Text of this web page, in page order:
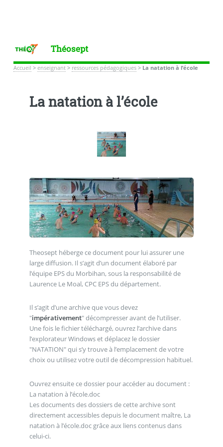
Théosept
Accueil > enseignant> ressources pédagogiques> La natation à l’école
La natation à l’école
Theosept héberge ce document pour lui assurer une
large diffusion. Il s’agit d’un document élaboré par
l’équipe EPS du Morbihan, sous la responsabilité de
Laurence Le Moal, CPC EPS du département.
Il s’agit d’une archive que vous devez
"impérativement" décompresser avant de l’utiliser.
Une fois le fichier téléchargé, ouvrez l’archive dans
l’explorateur Windows et déplacez le dossier
"NATATION" qui s’y trouve à l’emplacement de votre
choix ou utilisez votre outil de décompression habituel.
Ouvrez ensuite ce dossier pour accéder au document :
La natation à l’école.doc
Les documents des dossiers de cette archive sont
directement accessibles depuis le document maître, La
natation à l’école.doc grâce aux liens contenus dans
celui-ci.